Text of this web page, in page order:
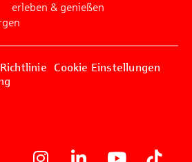
erleben & genießen
Cookie Einstellungen